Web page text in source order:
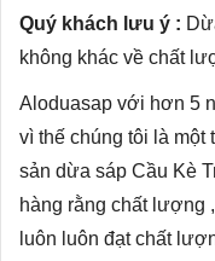
Quý khách lưu ý :
không khác về chất
Aloduasap với hơn 5
vì thế chúng tôi là một
sản dừa sáp Cầu Kè
hàng rằng chất lượng
luôn luôn đạt chất